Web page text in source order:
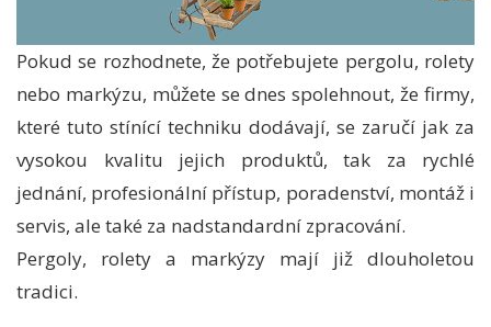
Pokud se rozhodnete, že potřebujete pergolu, rolety
nebo markýzu, můžete se dnes spolehnout, že firmy,
které tuto stínící techniku dodávají, se zaručí jak za
vysokou kvalitu jejich produktů, tak za rychlé
jednání, profesionální přístup, poradenství, montáž i
servis, ale také za nadstandardní zpracování.
Pergoly, rolety a markýzy mají již dlouholetou
tradici.